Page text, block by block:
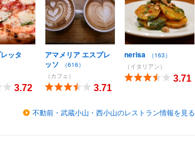
ッタ
3.72
アマメリア エスプレ
ッソ
（616）
（カフェ）
3.71
nerisa
（163）
（イタリアン）
3.71
不動前・武蔵小山・西小山のレストラン情報を見る